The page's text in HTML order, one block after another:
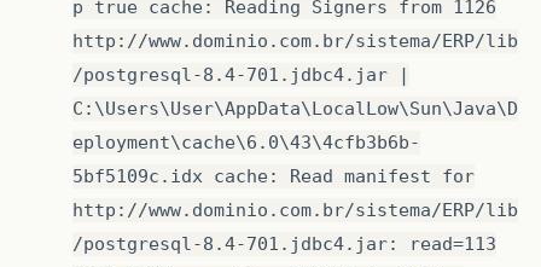
p true cache: Reading Signers from 1126
http://www.dominio.com.br/sistema/ERP/lib
/postgresql-8.4-701.jdbc4.jar |
C:\Users\User\AppData\LocalLow\Sun\Java\D
eployment\cache\6.0\43\4cfb3b6b-
5bf5109c.idx cache: Read manifest for
http://www.dominio.com.br/sistema/ERP/lib
/postgresql-8.4-701.jdbc4.jar: read=113